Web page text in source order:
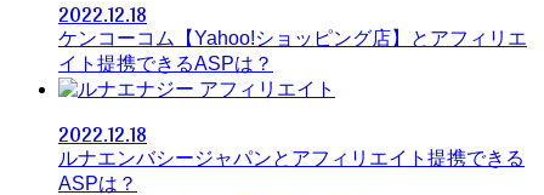
2022.12.18
ケンコーコム【Yahoo!ショッピング店】とアフィリエ
イト提携できるASPは？
アフィリエイト
2022.12.18
ルナエンバシージャパンとアフィリエイト提携できる
ASPは？